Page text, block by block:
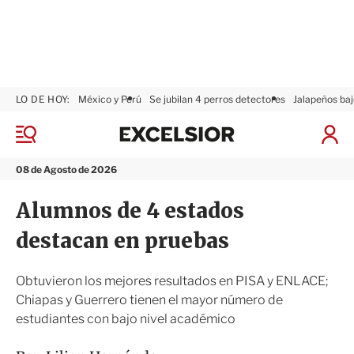
M
n
08 de Agosto de 2026
LO DE HOY: México y Perú Se jubilan 4 perros detectores Jalapeños
I
x
i
Alumnos de 4 estados
destacan en pruebas
Obtuvieron los mejores resultados en PISA y ENLACE;
Chiapas y Guerrero tienen el mayor número de
estudiantes con bajo nivel académico